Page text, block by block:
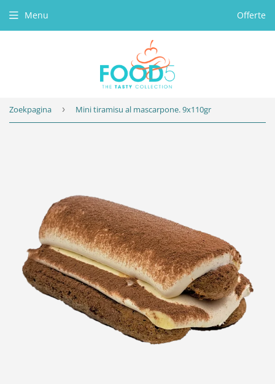
Menu Offerte
Zoekpagina › Mini tiramisu al mascarpone. 9x110gr